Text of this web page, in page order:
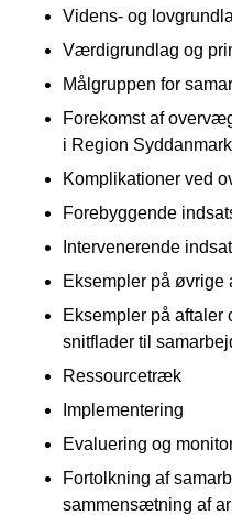
Videns- og
Værdigrundlag og
Målgruppen for
Forekomst af
i Region Syddanmark
Komplikationer ved
Forebyggende
Intervenerende
Eksempler på øvrige
Eksempler på aftaler
snitflader til
Ressourcetræk
Implementering
Evaluering og
Fortolkning af
sammensætning af